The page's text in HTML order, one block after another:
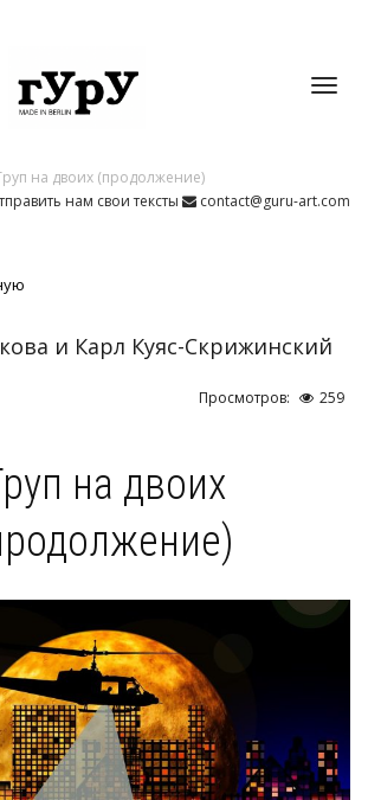
на двоих (продолжение)
нам свои тексты
contact@guru-art.com
и Карл Куяс-Скрижинский
Просмотров:
259
на двоих